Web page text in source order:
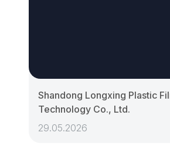
Shandong Longxing Plastic
Technology Co., Ltd.
29.05.2026